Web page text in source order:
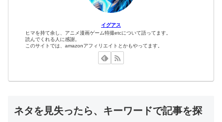
イグアス
ヒマを持て余し、アニメ漫画ゲーム特撮etcについて語ってます。
読んでくれる人に感謝。
このサイトでは、amazonアフィリエイトとかもやってます。
ネタを見失ったら、キーワードで記事を探